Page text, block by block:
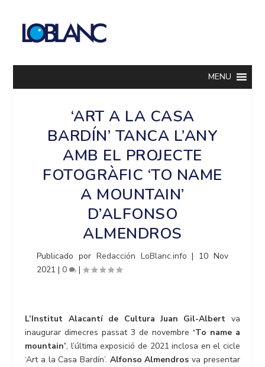
MENU
‘ART A LA CASA
BARDÍN’ TANCA L’ANY
AMB EL PROJECTE
FOTOGRÀFIC ‘TO NAME
A MOUNTAIN’
D’ALFONSO
ALMENDROS
Publicado por Redacción LoBlanc.info | 10 Nov
2021 |0 |
L’Institut Alacantí de Cultura Juan Gil-Albert va
inaugurar dimecres passat 3 de novembre ‘To name a
mountain’, l’última exposició de 2021 inclosa en el cicle
‘Art a la Casa Bardín’. Alfonso Almendros va presentar